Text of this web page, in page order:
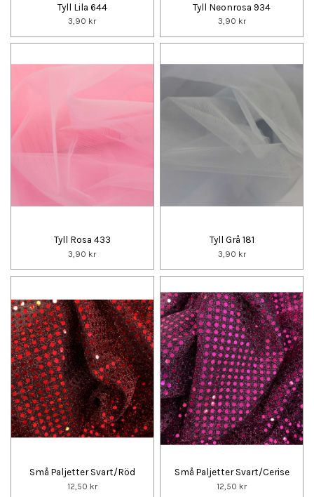
Tyll Lila 644
3,90 kr
Tyll Neonrosa 934
3,90 kr
Tyll Rosa 433
3,90 kr
Tyll Grå 181
3,90 kr
Små Paljetter Svart/Röd
12,50 kr
Små Paljetter Svart/Cerise
12,50 kr